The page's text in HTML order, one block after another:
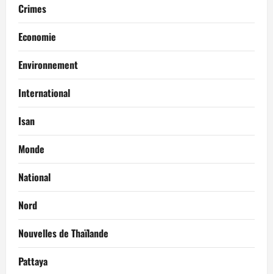
Crimes
Economie
Environnement
International
Isan
Monde
National
Nord
Nouvelles de Thaïlande
Pattaya